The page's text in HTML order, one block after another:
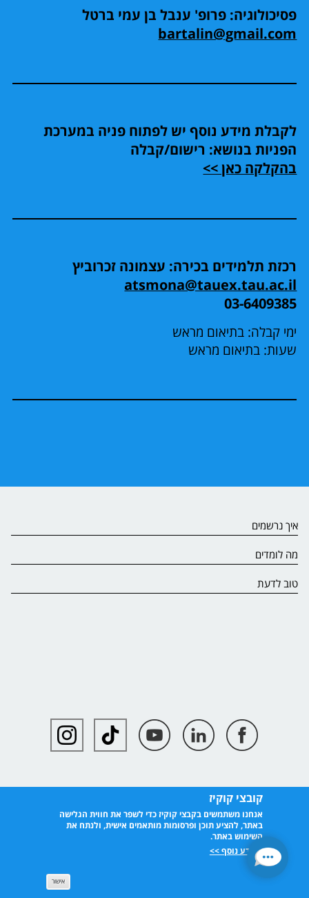
קובצי קוקיז
אנחנו משתמשים בקבצי קוקיז כדי לשפר את חווית הגלישה
באתר, להציע תוכן ופרסומות מותאמים אישית, ולנתח את
השימוש באתר.
למידע נוסף >>
אישור
פסיכולוגיה: פרופ' ענבל בן עמי ברטל
bartalin@gmail.com
לקבלת מידע נוסף יש לפתוח פניה במערכת
הפניות בנושא: רישום/קבלה
בהקלקה כאן >>
רכזת תלמידים בכירה: עצמונה זכרוביץ
atsmona@tauex.tau.ac.il
03-6409385
ימי קבלה: בתיאום מראש
שעות: בתיאום מראש
איך נרשמים
מה לומדים
טוב לדעת